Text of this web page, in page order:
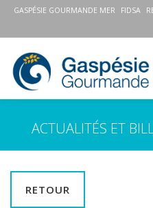
GASPÉSIE GOURMANDE MER FIDSA
ACTUALITÉS ET
RETOUR